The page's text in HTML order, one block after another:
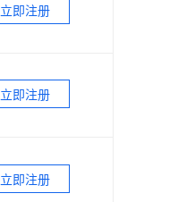
立即注册
立即注册
立即注册